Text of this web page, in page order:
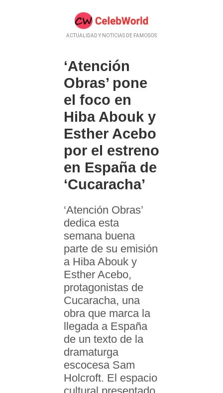
ACTUALIDAD Y NOTICIAS DE FAMOSOS
‘Atención
Obras’ pone
el foco en
Hiba Abouk y
Esther Acebo
por el estreno
en España de
‘Cucaracha’
‘Atención Obras’
dedica esta
semana buena
parte de su emisión
a Hiba Abouk y
Esther Acebo,
protagonistas de
Cucaracha, una
obra que marca la
llegada a España
de un texto de la
dramaturga
escocesa Sam
Holcroft. El espacio